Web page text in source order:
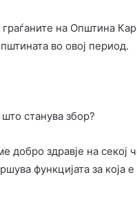
на Општина
во овој период.
станува збор?
добро здравје на секој
функцијата за која